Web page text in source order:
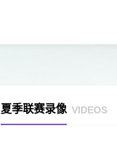
夏季联赛录像 VIDEOS